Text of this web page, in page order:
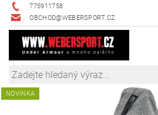
775911758
OBCHOD@WEBERSPORT.CZ
NOVINKA